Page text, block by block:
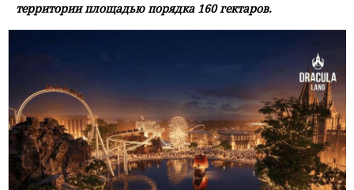
территории площадью порядка 160 гектаров.